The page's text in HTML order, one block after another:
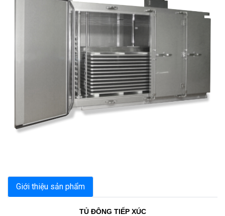
Giới thiệu sản phẩm
TỦ ĐÔNG TIẾP XÚC